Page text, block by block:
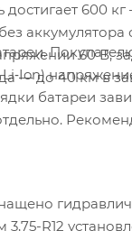
600
аккумулятора
60 В,
— до 40 км в
батареи
R12